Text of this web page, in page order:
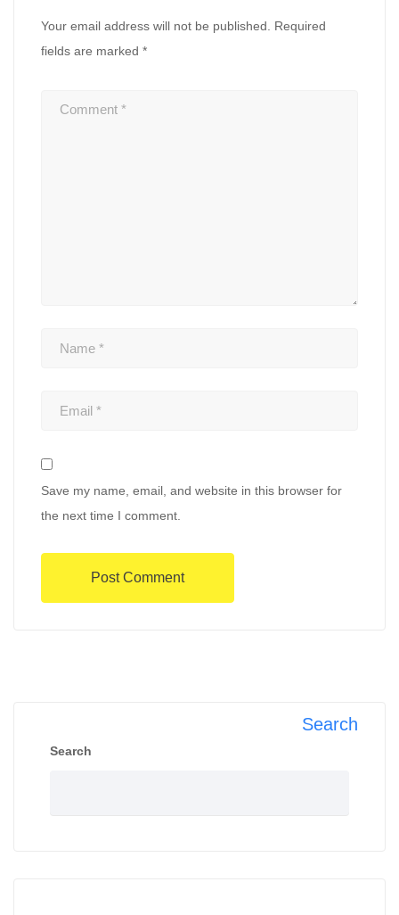
Your email address will not be published.
Required
fields are marked *
Save my name, email, and website in this browser for
the next time I comment.
Search
Search